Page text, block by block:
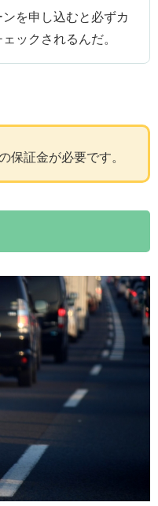
を申し込むと必ずカ
ックされるんだ。
保証金が必要です。